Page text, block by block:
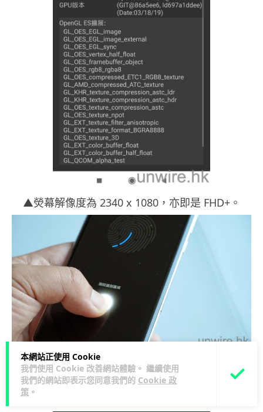
本網站正使用 Cookie
我們使用 Cookie 改善網站體驗。 繼續使用
我們的網站即表示您同意我們的 Cookie 政
策 。
▲熒幕解像度為 2340 x 1080，亦即是 FHD+。
▲另外，小米 Note 10 Pro 採用熒幕下指紋設計，
不過留意它是採用光學折射原理，所以濕手指仍然